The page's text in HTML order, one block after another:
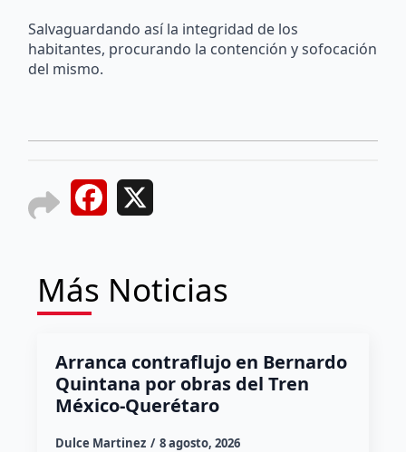
Salvaguardando así la integridad de los
habitantes, procurando la contención y sofocación
del mismo.
Facebook
Más Noticias
Arranca contraflujo en Bernardo
Quintana por obras del Tren
México-Querétaro
Dulce Martinez 8 agosto, 2026